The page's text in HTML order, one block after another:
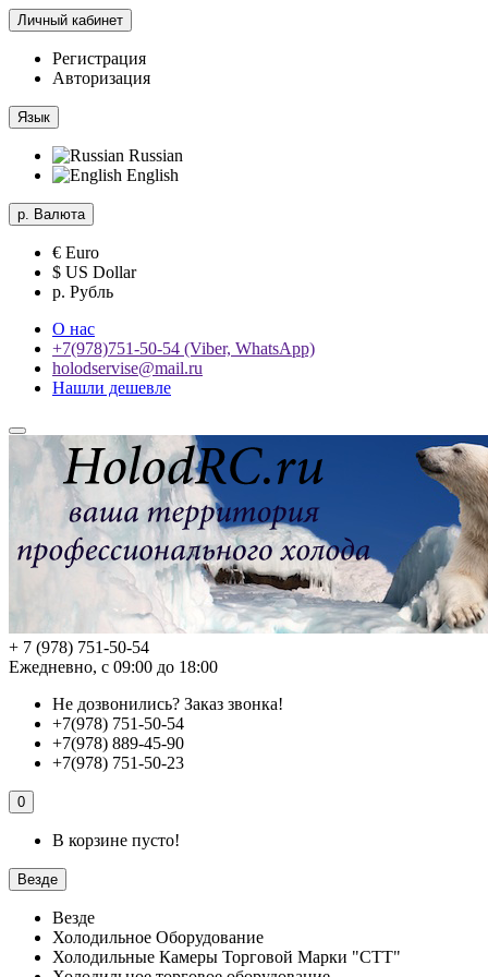
Личный кабинет
Регистрация
Авторизация
Язык
Russian
English
р. Валюта
€ Euro
$ US Dollar
р. Рубль
О нас
+7(978)751-50-54 (Viber, WhatsApp)
holodservise@mail.ru
Нашли дешевле
+ 7 (978) 751-50-54
Ежедневно, с 09:00 до 18:00
Не дозвонились? Заказ звонка!
+7(978) 751-50-54
+7(978) 889-45-90
+7(978) 751-50-23
0
В корзине пусто!
Везде
Везде
Холодильное Оборудование
Холодильные Камеры Торговой Марки "СТТ"